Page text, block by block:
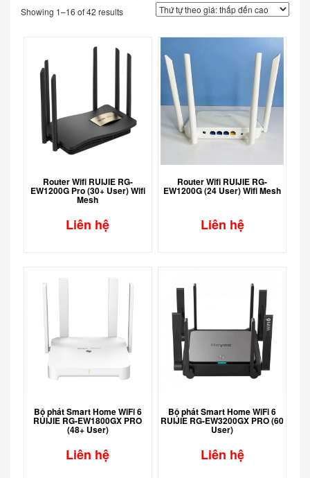
Showing 1–16 of 42 results
Router Wifi RUIJIE RG-
EW1200G Pro (30+ User) Wifi
Mesh
Liên hệ
Router Wifi RUIJIE RG-
EW1200G (24 User) Wifi Mesh
Liên hệ
Bộ phát Smart Home WiFi 6
RUIJIE RG-EW1800GX PRO
(48+ User)
Liên hệ
Bộ phát Smart Home WiFi 6
RUIJIE RG-EW3200GX PRO (60
User)
Liên hệ